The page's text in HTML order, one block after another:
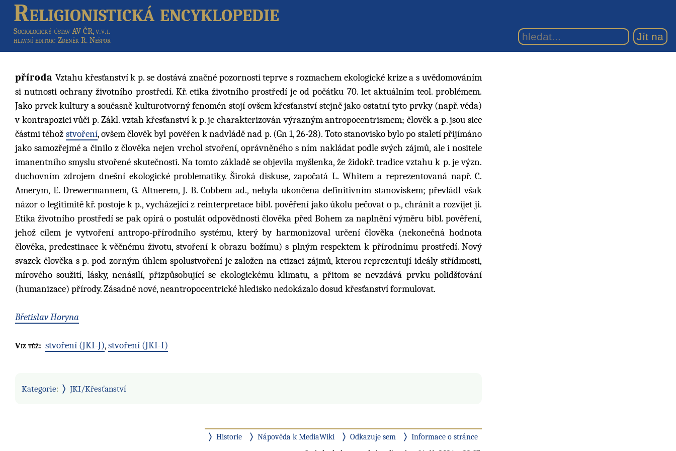
Religionistická encyklopedie
Sociologický ústav AV ČR, v.v.i.
hlavní editor: Zdeněk R. Nešpor
příroda Vztahu křesťanství k p. se dostává značné pozornosti teprve s rozmachem ekologické krize a s uvědomováním
si nutnosti ochrany životního prostředí. Kř. etika životního prostředí je od počátku 70. let aktuálním teol. problémem.
Jako prvek kultury a současně kulturotvorný fenomén stojí ovšem křesťanství stejně jako ostatní tyto prvky (např. věda)
v kontrapozici vůči p. Zákl. vztah křesťanství k p. je charakterizován výrazným antropocentrismem; člověk a p. jsou sice
částmi téhož stvoření, ovšem člověk byl pověřen k nadvládě nad p. (Gn 1, 26-28). Toto stanovisko bylo po staletí přijímáno
jako samozřejmé a činilo z člověka nejen vrchol stvoření, oprávněného s ním nakládat podle svých zájmů, ale i nositele
imanentního smyslu stvořené skutečnosti. Na tomto základě se objevila myšlenka, že židokř. tradice vztahu k p. je význ.
duchovním zdrojem dnešní ekologické problematiky. Široká diskuse, započatá L. Whitem a reprezentovaná např. C.
Amerym, E. Drewermannem, G. Altnerem, J. B. Cobbem ad., nebyla ukončena definitivním stanoviskem; převládl však
názor o legitimitě kř. postoje k p., vycházející z reinterpretace bibl. pověření jako úkolu pečovat o p., chránit a rozvíjet ji.
Etika životního prostředí se pak opírá o postulát odpovědnosti člověka před Bohem za naplnění výměru bibl. pověření,
jehož cílem je vytvoření antropo-přírodního systému, který by harmonizoval určení člověka (nekonečná hodnota
člověka, predestinace k věčnému životu, stvoření k obrazu božímu) s plným respektem k přírodnímu prostředí. Nový
svazek člověka s p. pod zorným úhlem spolustvoření je založen na etizaci zájmů, kterou reprezentují ideály střídmosti,
mírového soužití, lásky, nenásilí, přizpůsobující se ekologickému klimatu, a přitom se nevzdává prvku polidšťování
(humanizace) přírody. Zásadně nové, neantropocentrické hledisko nedokázalo dosud křesťanství formulovat.
Břetislav Horyna
Viz též: stvoření (JKI-J),stvoření (JKI-I)
Kategorie: JKI/Křesťanství
Historie Nápověda k MediaWiki Odkazuje sem
Informace o stránce